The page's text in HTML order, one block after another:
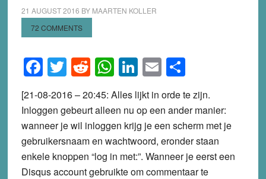
21 AUGUST 2016 BY MAARTEN KOLLER
72 COMMENTS
Facebook
Twitter
Reddit
WhatsApp
LinkedIn
EmailShare
[21-08-2016 – 20:45: Alles lijkt in orde te zijn.
Inloggen gebeurt alleen nu op een ander manier:
wanneer je wil inloggen krijg je een scherm met je
gebruikersnaam en wachtwoord, eronder staan
enkele knoppen “log in met:”. Wanneer je eerst een
Disqus account gebruikte om commentaar te